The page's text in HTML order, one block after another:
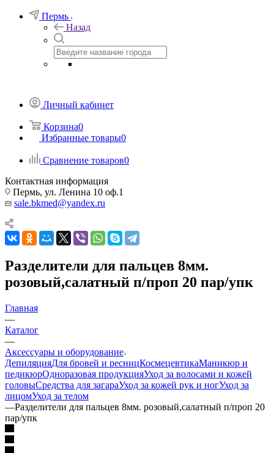
Пермь
Назад
Личный кабинет
Корзина0
Избранные товары0
Сравнение товаров0
Контактная информация
Пермь, ул. Ленина 10 оф.1
sale.bkmed@yandex.ru
Разделители для пальцев 8мм.
розовый,салатный п/проп 20 пар/упк
Главная
—
Каталог
—
Аксессуары и оборудование
ДепиляцияДля бровей и ресницКосмецевтикаМаникюр и
педикюрОдноразовая продукцияУход за волосами и кожей
головыСредства для загараУход за кожей рук и ногУход за
лицомУход за телом
—Разделители для пальцев 8мм. розовый,салатный п/проп 20
пар/упк